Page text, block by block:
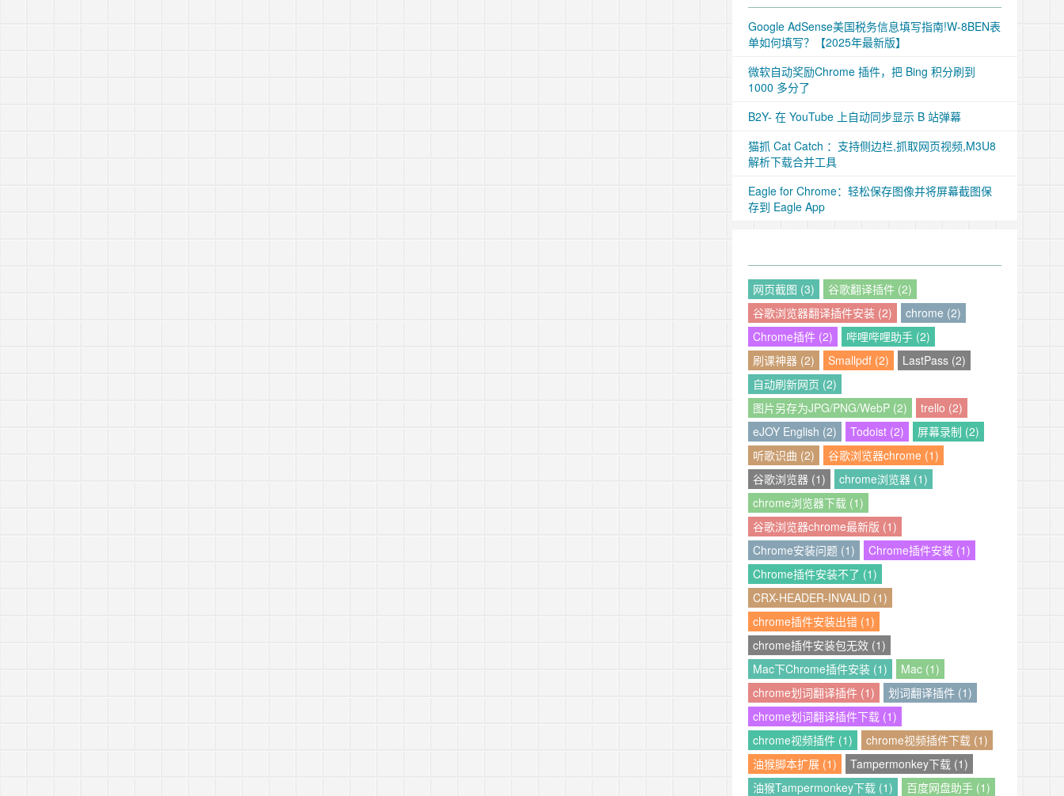
Google AdSense美国税务信息填写指南!W-8BEN表
单如何填写？【2025年最新版】
微软自动奖励Chrome 插件，把 Bing 积分刷到
1000 多分了
B2Y- 在 YouTube 上自动同步显示 B 站弹幕
猫抓 Cat Catch ：支持侧边栏,抓取网页视频,M3U8
解析下载合并工具
Eagle for Chrome：轻松保存图像并将屏幕截图保
存到 Eagle App
网页截图 (3)
谷歌翻译插件 (2)
谷歌浏览器翻译插件安装 (2)
chrome (2)
Chrome插件 (2)
哔哩哔哩助手 (2)
刷课神器 (2)
Smallpdf (2)
LastPass (2)
自动刷新网页 (2)
图片另存为JPG/PNG/WebP (2)
trello (2)
eJOY English (2)
Todoist (2)
屏幕录制 (2)
听歌识曲 (2)
谷歌浏览器chrome (1)
谷歌浏览器 (1)
chrome浏览器 (1)
chrome浏览器下载 (1)
谷歌浏览器chrome最新版 (1)
Chrome安装问题 (1)
Chrome插件安装 (1)
Chrome插件安装不了 (1)
CRX-HEADER-INVALID (1)
chrome插件安装出错 (1)
chrome插件安装包无效 (1)
Mac下Chrome插件安装 (1)
Mac (1)
chrome划词翻译插件 (1)
划词翻译插件 (1)
chrome划词翻译插件下载 (1)
chrome视频插件 (1)
chrome视频插件下载 (1)
油猴脚本扩展 (1)
Tampermonkey下载 (1)
油猴Tampermonkey下载 (1)
百度网盘助手 (1)